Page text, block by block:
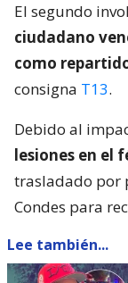
El segundo
ciudadano
como
consigna T13.
Debido al
lesiones en el
trasladado por
Condes para
Lee también...